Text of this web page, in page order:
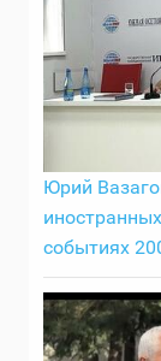
Юрий
событиях